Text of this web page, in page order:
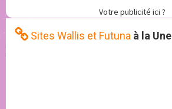
Votre publicité ici ?
Sites Wallis et Futuna à la Une